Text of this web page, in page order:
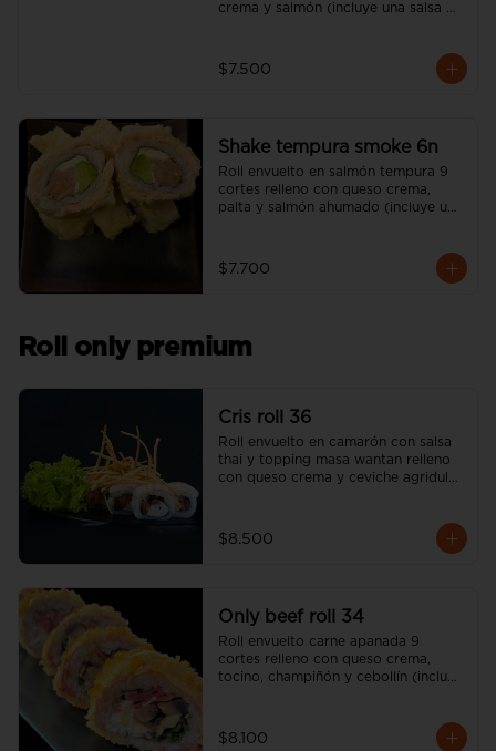
crema y salmón (incluye una salsa
$7.500
Shake tempura smoke 6n
Roll envuelto en salmón tempura 9
cortes relleno con queso crema,
palta y salmón ahumado (incluye una
$7.700
Roll only premium
Cris roll 36
Roll envuelto en camarón con salsa
thai y topping masa wantan relleno
con queso crema y ceviche agridulce
$8.500
Only beef roll 34
Roll envuelto carne apanada 9
cortes relleno con queso crema,
tocino, champiñón y cebollín (incluye
$8.100